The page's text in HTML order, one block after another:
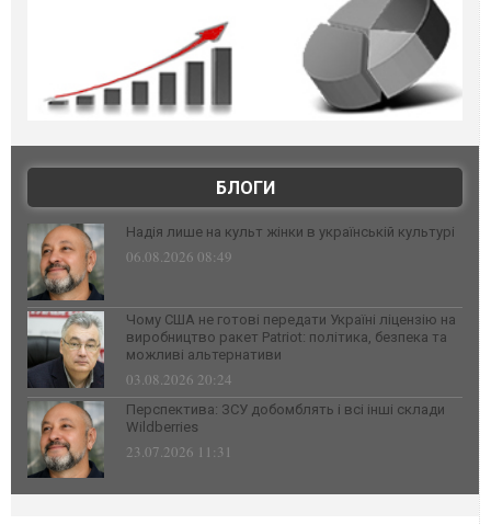
БЛОГИ
Надія лише на культ жінки в українській культурі
06.08.2026 08:49
Чому США не готові передати Україні ліцензію на
виробництво ракет Patriot: політика, безпека та
можливі альтернативи
03.08.2026 20:24
Перспектива: ЗСУ добомблять і всі інші склади
Wildberries
23.07.2026 11:31